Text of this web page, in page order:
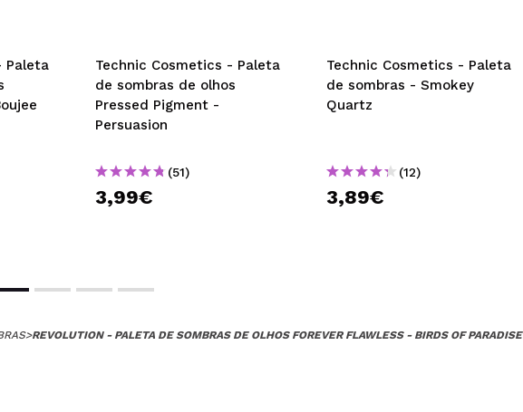
Paleta
Technic Cosmetics - Paleta
de sombras de olhos
Pressed Pigment -
Persuasion
(51)
3,99€
Technic Cosmetics - Paleta
de sombras - Smokey
Quartz
(12)
3,89€
>REVOLUTION - PALETA DE SOMBRAS DE OLHOS FOREVER FLAWLESS - BIRDS OF PARADISE